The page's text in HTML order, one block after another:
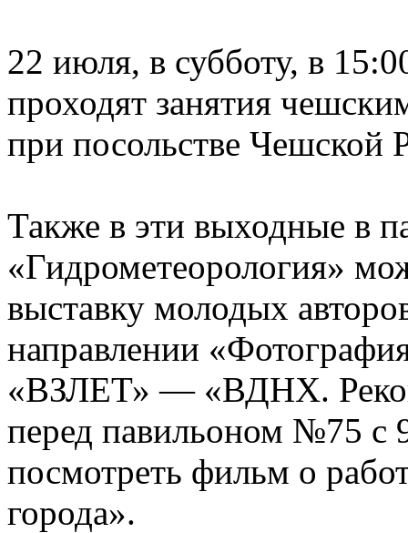
22 июля, в субботу, в
проходят занятия
при посольстве Чешской
Также в эти выходные в
«Гидрометеорология»
выставку молодых
направлении
«ВЗЛЕТ» — «ВДНХ.
перед павильоном №75 с
посмотреть фильм о
города».